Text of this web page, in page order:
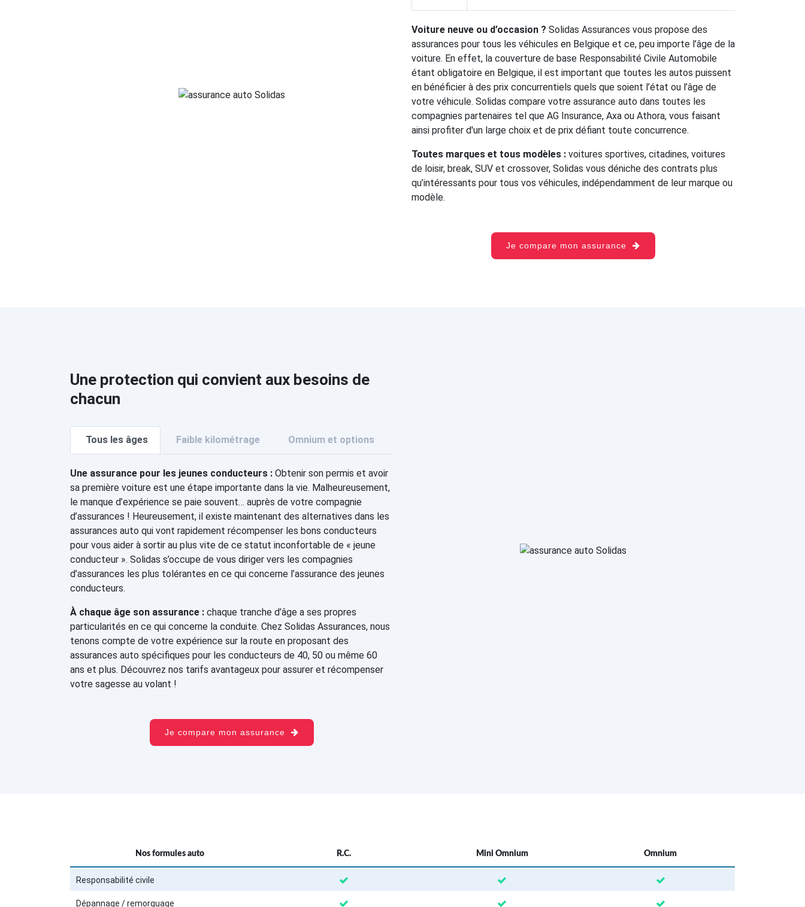
Voiture neuve ou d’occasion ? Solidas Assurances vous propose des
assurances pour tous les véhicules en Belgique et ce, peu importe l’âge de la
voiture. En effet, la couverture de base Responsabilité Civile Automobile
étant obligatoire en Belgique, il est important que toutes les autos puissent
en bénéficier à des prix concurrentiels quels que soient l’état ou l’âge de
votre véhicule. Solidas compare votre assurance auto dans toutes les
compagnies partenaires tel que AG Insurance, Axa ou Athora, vous faisant
ainsi profiter d'un large choix et de prix défiant toute concurrence.
Toutes marques et tous modèles : voitures sportives, citadines, voitures
de loisir, break, SUV et crossover, Solidas vous déniche des contrats plus
qu’intéressants pour tous vos véhicules, indépendamment de leur marque ou
modèle.
Je compare mon assurance
Une protection qui convient aux besoins de
chacun
Tous les âges Faible kilométrage Omnium et options
Une assurance pour les jeunes conducteurs : Obtenir son permis et avoir
sa première voiture est une étape importante dans la vie. Malheureusement,
le manque d’expérience se paie souvent… auprès de votre compagnie
d’assurances ! Heureusement, il existe maintenant des alternatives dans les
assurances auto qui vont rapidement récompenser les bons conducteurs
pour vous aider à sortir au plus vite de ce statut inconfortable de « jeune
conducteur ». Solidas s’occupe de vous diriger vers les compagnies
d’assurances les plus tolérantes en ce qui concerne l’assurance des jeunes
conducteurs.
À chaque âge son assurance : chaque tranche d’âge a ses propres
particularités en ce qui concerne la conduite. Chez Solidas Assurances, nous
tenons compte de votre expérience sur la route en proposant des
assurances auto spécifiques pour les conducteurs de 40, 50 ou même 60
ans et plus. Découvrez nos tarifs avantageux pour assurer et récompenser
votre sagesse au volant !
Je compare mon assurance
Nos formules auto R.C. Mini Omnium Omnium
Responsabilité civile
Dépannage / remorquage